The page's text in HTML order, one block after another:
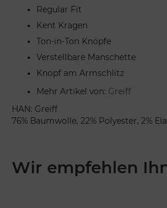
Regular Fit
Kent Kragen
Ton-in-Ton Knöpfe
Verstellbare Manschette
Knopf am Armschlitz
Mehr Artikel von: Greiff
HAN: Greiff
76% Baumwolle, 22% Polyester, 2%
Wir empfehlen